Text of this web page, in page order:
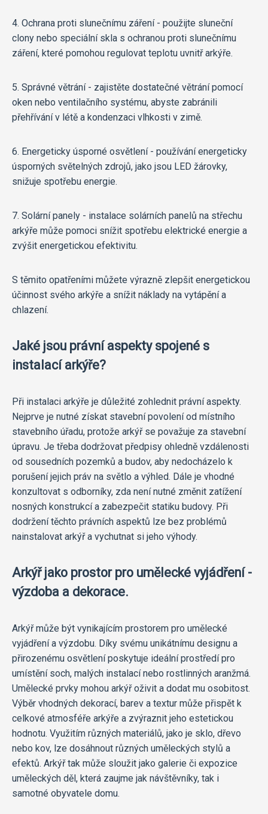
4. Ochrana proti slunečnímu záření - použijte sluneční
clony nebo speciální skla s ochranou proti slunečnímu
záření, které pomohou regulovat teplotu uvnitř arkýře.
5. Správné větrání - zajistěte dostatečné větrání pomocí
oken nebo ventilačního systému, abyste zabránili
přehřívání v létě a kondenzaci vlhkosti v zimě.
6. Energeticky úsporné osvětlení - používání energeticky
úsporných světelných zdrojů, jako jsou LED žárovky,
snižuje spotřebu energie.
7. Solární panely - instalace solárních panelů na střechu
arkýře může pomoci snížit spotřebu elektrické energie a
zvýšit energetickou efektivitu.
S těmito opatřeními můžete výrazně zlepšit energetickou
účinnost svého arkýře a snížit náklady na vytápění a
chlazení.
Jaké jsou právní aspekty spojené s
instalací arkýře?
Při instalaci arkýře je důležité zohlednit právní aspekty.
Nejprve je nutné získat stavební povolení od místního
stavebního úřadu, protože arkýř se považuje za stavební
úpravu. Je třeba dodržovat předpisy ohledně vzdálenosti
od sousedních pozemků a budov, aby nedocházelo k
porušení jejich práv na světlo a výhled. Dále je vhodné
konzultovat s odborníky, zda není nutné změnit zatížení
nosných konstrukcí a zabezpečit statiku budovy. Při
dodržení těchto právních aspektů lze bez problémů
nainstalovat arkýř a vychutnat si jeho výhody.
Arkýř jako prostor pro umělecké vyjádření -
výzdoba a dekorace.
Arkýř může být vynikajícím prostorem pro umělecké
vyjádření a výzdobu. Díky svému unikátnímu designu a
přirozenému osvětlení poskytuje ideální prostředí pro
umístění soch, malých instalací nebo rostlinných aranžmá.
Umělecké prvky mohou arkýř oživit a dodat mu osobitost.
Výběr vhodných dekorací, barev a textur může přispět k
celkové atmosféře arkýře a zvýraznit jeho estetickou
hodnotu. Využitím různých materiálů, jako je sklo, dřevo
nebo kov, lze dosáhnout různých uměleckých stylů a
efektů. Arkýř tak může sloužit jako galerie či expozice
uměleckých děl, která zaujme jak návštěvníky, tak i
samotné obyvatele domu.